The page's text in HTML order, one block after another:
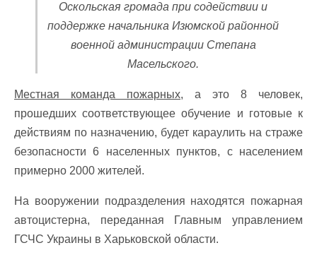
Оскольская громада при содействии и
поддержке начальника Изюмской районной
военной администрации Степана
Масельского.
Местная команда пожарных, а это 8 человек,
прошедших соответствующее обучение и готовые к
действиям по назначению, будет караулить на страже
безопасности 6 населенных пунктов, с населением
примерно 2000 жителей.
На вооружении подразделения находятся пожарная
автоцистерна, переданная Главным управлением
ГСЧС Украины в Харьковской области.